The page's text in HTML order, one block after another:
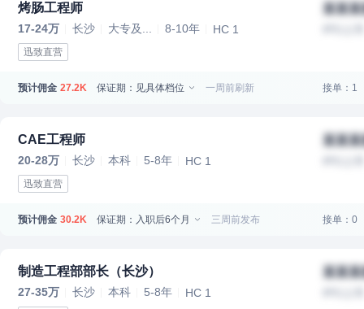
烤肠工程师
17-24万 长沙 大专及... 8-10年 HC 1
迅致直营
某某
预计佣金 27.2K 保证期：见具体档位 一周前刷新 接单：1
CAE工程师
20-28万 长沙 本科 5-8年 HC 1
迅致直营
某某
预计佣金 30.2K 保证期：入职后6个月 三周前发布 接单：0
制造工程部部长（长沙）
27-35万 长沙 本科 5-8年 HC 1
某某